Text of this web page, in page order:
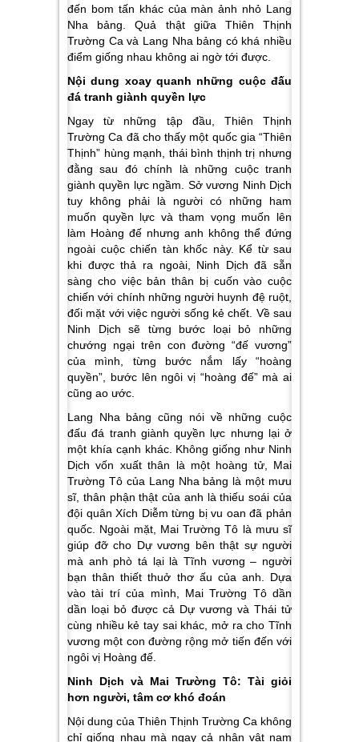
đến bom tấn khác của màn ảnh nhỏ Lang
Nha bảng. Quả thật giữa Thiên Thịnh
Trường Ca và Lang Nha bảng có khá nhiều
điểm giống nhau không ai ngờ tới được.
Nội dung xoay quanh những cuộc đấu
đá tranh giành quyền lực
Ngay từ những tập đầu, Thiên Thịnh
Trường Ca đã cho thấy một quốc gia “Thiên
Thịnh” hùng mạnh, thái bình thịnh trị nhưng
đằng sau đó chính là những cuộc tranh
giành quyền lực ngầm. Sở vương Ninh Dịch
tuy không phải là người có những ham
muốn quyền lực và tham vọng muốn lên
làm Hoàng đế nhưng anh không thể đứng
ngoài cuộc chiến tàn khốc này.
Kể từ sau
khi được thả ra ngoài, Ninh Dịch đã sẵn
sàng cho việc bản thân bị cuốn vào cuộc
chiến với chính những người huynh đệ ruột,
đối mặt với việc người sống kẻ chết. Về sau
Ninh Dịch sẽ từng bước loại bỏ những
chướng ngại trên con đường “đế vương”
của mình, từng bước nắm lấy “hoàng
quyền”, bước lên ngôi vị “hoàng đế” mà ai
cũng ao ước.
Lang Nha bảng cũng nói về những cuộc
đấu đá tranh giành quyền lực nhưng lại ở
một khía cạnh khác. Không giống như Ninh
Dịch vốn xuất thân là một hoàng tử, Mai
Trường Tô của Lang Nha bảng là một mưu
sĩ, thân phận thật của anh là thiếu soái của
đội quân Xích Diễm từng bị vu oan đã phản
quốc.
Ngoài mặt, Mai Trường Tô là mưu sĩ
giúp đỡ cho Dự vương bên thật sự người
mà anh phò tá lại là Tĩnh vương – người
bạn thân thiết thuở thơ ấu của anh. Dựa
vào tài trí của mình, Mai Trường Tô dần
dần loại bỏ được cả Dự vương và Thái tử
cùng nhiều kẻ tay sai khác, mở ra cho Tĩnh
vương một con đường rộng mở tiến đến với
ngôi vị Hoàng đế.
Ninh Dịch và Mai Trường Tô: Tài giỏi
hơn người, tâm cơ khó đoán
Nội dung của Thiên Thịnh Trường Ca không
chỉ giống nhau mà ngay cả nhân vật nam